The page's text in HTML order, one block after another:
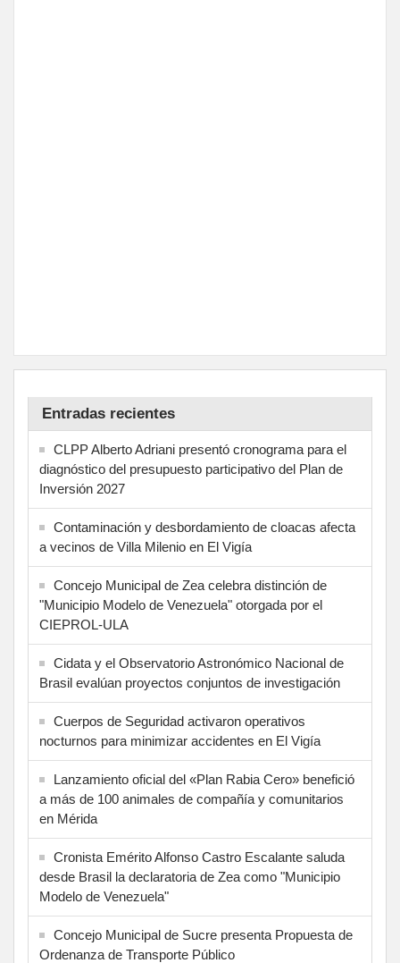
Entradas recientes
CLPP Alberto Adriani presentó cronograma para el
diagnóstico del presupuesto participativo del Plan de
Inversión 2027
Contaminación y desbordamiento de cloacas afecta
a vecinos de Villa Milenio en El Vigía
Concejo Municipal de Zea celebra distinción de
"Municipio Modelo de Venezuela" otorgada por el
CIEPROL-ULA
Cidata y el Observatorio Astronómico Nacional de
Brasil evalúan proyectos conjuntos de investigación
Cuerpos de Seguridad activaron operativos
nocturnos para minimizar accidentes en El Vigía
Lanzamiento oficial del «Plan Rabia Cero» benefició
a más de 100 animales de compañía y comunitarios
en Mérida
Cronista Emérito Alfonso Castro Escalante saluda
desde Brasil la declaratoria de Zea como "Municipio
Modelo de Venezuela"
Concejo Municipal de Sucre presenta Propuesta de
Ordenanza de Transporte Público